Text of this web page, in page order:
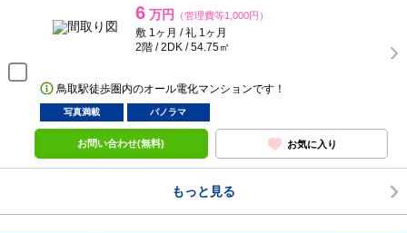
6 万円 （管理費等1,000円）
敷 1ヶ月 / 礼 1ヶ月
2階 / 2DK / 54.75㎡
鳥取駅徒歩圏内のオール電化マンションです！
写真満載 パノラマ
お問い合わせ(無料) お気に入り
もっと見る